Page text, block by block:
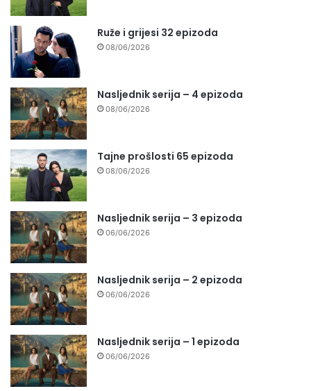
Ruže i grijesi 32 epizoda
08/06/2026
Nasljednik serija – 4 epizoda
08/06/2026
Tajne prošlosti 65 epizoda
08/06/2026
Nasljednik serija – 3 epizoda
06/06/2026
Nasljednik serija – 2 epizoda
06/06/2026
Nasljednik serija – 1 epizoda
06/06/2026